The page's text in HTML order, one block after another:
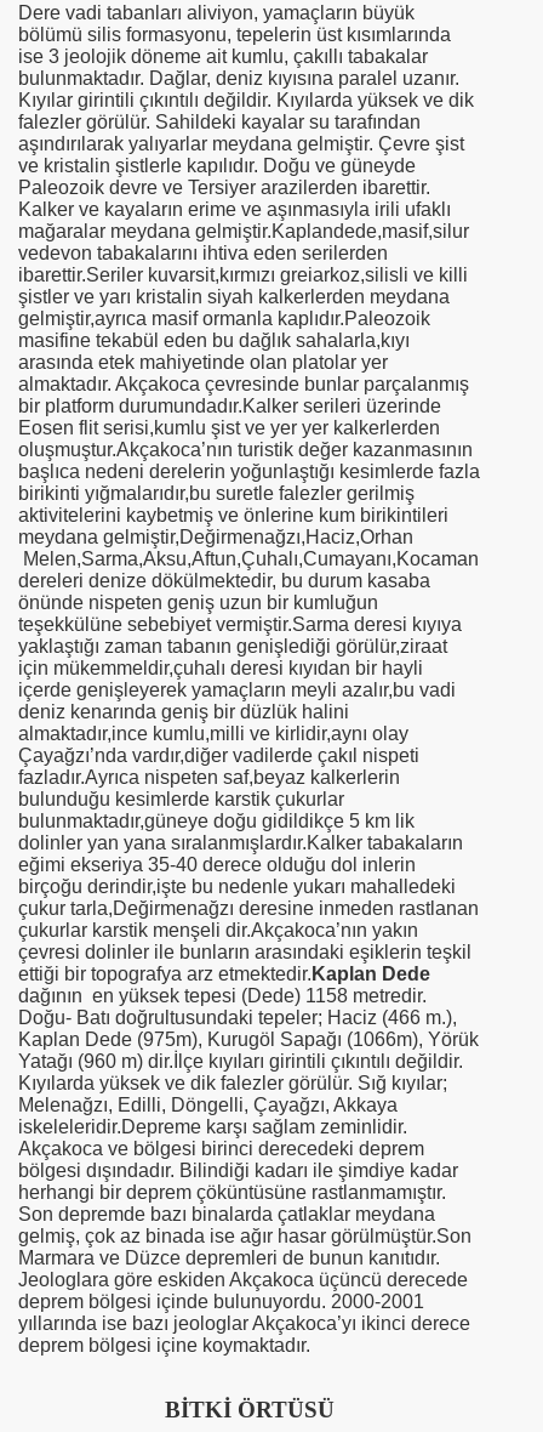
Dere vadi tabanları aliviyon, yamaçların büyük
bölümü silis formasyonu, tepelerin üst kısımlarında
ise 3 jeolojik döneme ait kumlu, çakıllı tabakalar
bulunmaktadır. Dağlar, deniz kıyısına paralel uzanır.
Kıyılar girintili çıkıntılı değildir. Kıyılarda yüksek ve dik
falezler görülür. Sahildeki kayalar su tarafından
aşındırılarak yalıyarlar meydana gelmiştir. Çevre şist
ve kristalin şistlerle kapılıdır. Doğu ve güneyde
Paleozoik devre ve Tersiyer arazilerden ibarettir.
Kalker ve kayaların erime ve aşınmasıyla irili ufaklı
mağaralar meydana gelmiştir.Kaplandede,masif,silur
vedevon tabakalarını ihtiva eden serilerden
ibarettir.Seriler kuvarsit,kırmızı greiarkoz,silisli ve killi
şistler ve yarı kristalin siyah kalkerlerden meydana
gelmiştir,ayrıca masif ormanla kaplıdır.Paleozoik
masifine tekabül eden bu dağlık sahalarla,kıyı
arasında etek mahiyetinde olan platolar yer
almaktadır. Akçakoca çevresinde bunlar parçalanmış
bir platform durumundadır.Kalker serileri üzerinde
Eosen flit serisi,kumlu şist ve yer yer kalkerlerden
oluşmuştur.Akçakoca’nın turistik değer kazanmasının
başlıca nedeni derelerin yoğunlaştığı kesimlerde fazla
birikinti yığmalarıdır,bu suretle falezler gerilmiş
aktivitelerini kaybetmiş ve önlerine kum birikintileri
meydana gelmiştir,Değirmenağzı,Haciz,Orhan
Melen,Sarma,Aksu,Aftun,Çuhalı,Cumayanı,Kocaman
dereleri denize dökülmektedir, bu durum kasaba
önünde nispeten geniş uzun bir kumluğun
teşekkülüne sebebiyet vermiştir.Sarma deresi kıyıya
yaklaştığı zaman tabanın genişlediği görülür,ziraat
için mükemmeldir,çuhalı deresi kıyıdan bir hayli
içerde genişleyerek yamaçların meyli azalır,bu vadi
deniz kenarında geniş bir düzlük halini
almaktadır,ince kumlu,milli ve kirlidir,aynı olay
Çayağzı’nda vardır,diğer vadilerde çakıl nispeti
fazladır.Ayrıca nispeten saf,beyaz kalkerlerin
bulunduğu kesimlerde karstik çukurlar
bulunmaktadır,güneye doğu gidildikçe 5 km lik
dolinler yan yana sıralanmışlardır.Kalker tabakaların
eğimi ekseriya 35-40 derece olduğu dol inlerin
birçoğu derindir,işte bu nedenle yukarı mahalledeki
çukur tarla,Değirmenağzı deresine inmeden rastlanan
çukurlar karstik menşeli dir.Akçakoca’nın yakın
çevresi dolinler ile bunların arasındaki eşiklerin teşkil
ettiği bir topografya arz etmektedir. Kaplan Dede
dağının en yüksek tepesi (Dede) 1158 metredir.
Doğu- Batı doğrultusundaki tepeler; Haciz (466 m.),
Kaplan Dede (975m), Kurugöl Sapağı (1066m), Yörük
Yatağı (960 m) dir.İlçe kıyıları girintili çıkıntılı değildir.
Kıyılarda yüksek ve dik falezler görülür. Sığ kıyılar;
Melenağzı, Edilli, Döngelli, Çayağzı, Akkaya
iskeleleridir.Depreme karşı sağlam zeminlidir.
Akçakoca ve bölgesi birinci derecedeki deprem
bölgesi dışındadır. Bilindiği kadarı ile şimdiye kadar
herhangi bir deprem çöküntüsüne rastlanmamıştır.
Son depremde bazı binalarda çatlaklar meydana
gelmiş, çok az binada ise ağır hasar görülmüştür.Son
Marmara ve Düzce depremleri de bunun kanıtıdır.
Jeologlara göre eskiden Akçakoca üçüncü derecede
deprem bölgesi içinde bulunuyordu. 2000-2001
yıllarında ise bazı jeologlar Akçakoca’yı ikinci derece
deprem bölgesi içine koymaktadır.
BİTKİ ÖRTÜSÜ